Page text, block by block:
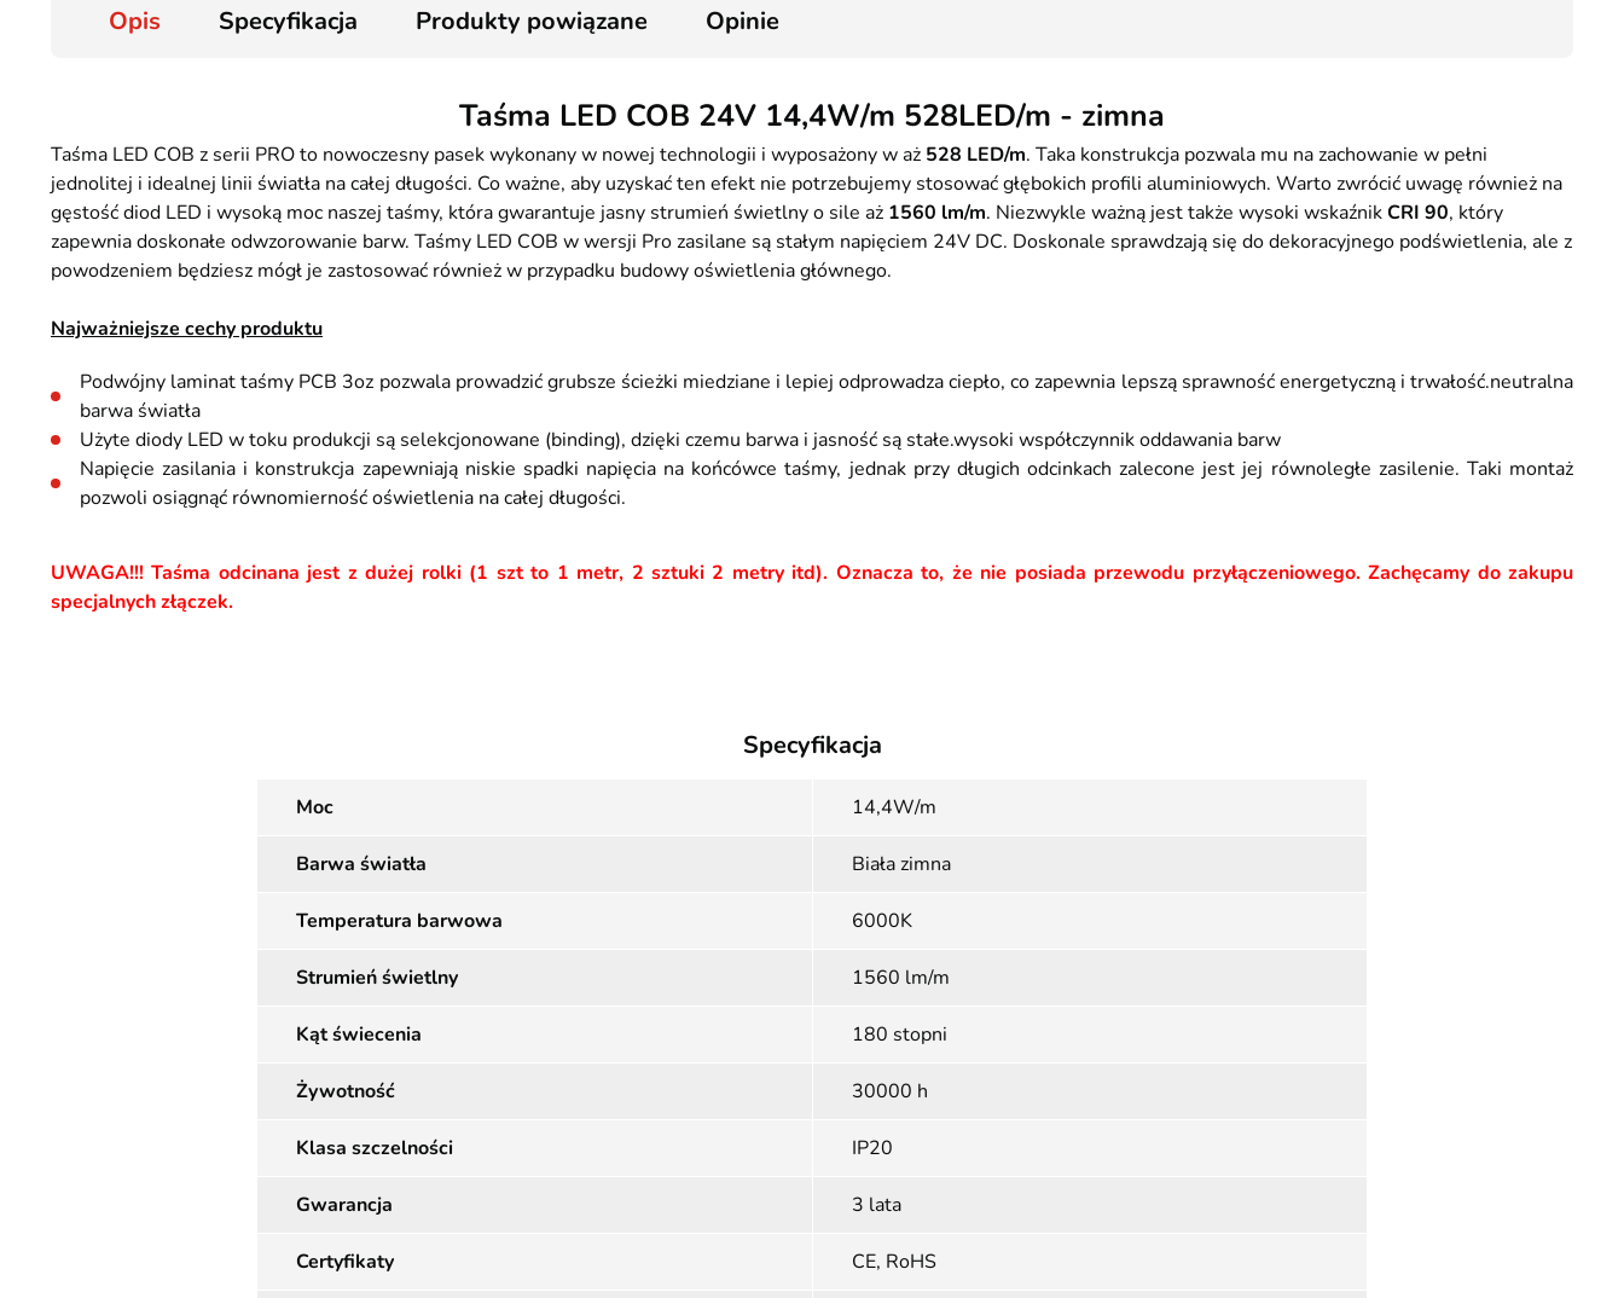
Opis Specyfikacja Produkty powiązane Opinie
Taśma LED COB 24V 14,4W/m 528LED/m - zimna
Taśma LED COB z serii PRO to nowoczesny pasek wykonany w nowej technologii i wyposażony w aż 528 LED/m. Taka konstrukcja pozwala mu na zachowanie w pełni
jednolitej i idealnej linii światła na całej długości. Co ważne, aby uzyskać ten efekt nie potrzebujemy stosować głębokich profili aluminiowych. Warto zwrócić uwagę również na
gęstość diod LED i wysoką moc naszej taśmy, która gwarantuje jasny strumień świetlny o sile aż 1560 lm/m. Niezwykle ważną jest także wysoki wskaźnikCRI 90, który
zapewnia doskonałe odwzorowanie barw. Taśmy LED COB w wersji Pro zasilane są stałym napięciem 24V DC. Doskonale sprawdzają się do dekoracyjnego podświetlenia, ale z
powodzeniem będziesz mógł je zastosować również w przypadku budowy oświetlenia głównego.
Najważniejsze cechy produktu
Podwójny laminat taśmy PCB 3oz pozwala prowadzić grubsze ścieżki miedziane i lepiej odprowadza ciepło, co zapewnia lepszą sprawność energetyczną i trwałość.neutralna
barwa światła
Użyte diody LED w toku produkcji są selekcjonowane (binding), dzięki czemu barwa i jasność są stałe.wysoki współczynnik oddawania barw
Napięcie zasilania i konstrukcja zapewniają niskie spadki napięcia na końcówce taśmy, jednak przy długich odcinkach zalecone jest jej równoległe zasilenie. Taki montaż
pozwoli osiągnąć równomierność oświetlenia na całej długości.
UWAGA!!! Taśma odcinana jest z dużej rolki (1 szt to 1 metr, 2 sztuki 2 metry itd). Oznacza to, że nie posiada przewodu przyłączeniowego. Zachęcamy do zakupu
specjalnych złączek.
Specyfikacja
Moc 14,4W/m
Barwa światła Biała zimna
Temperatura barwowa 6000K
Strumień świetlny 1560 lm/m
Kąt świecenia 180 stopni
Żywotność 30000 h
Klasa szczelności IP20
Gwarancja 3 lata
Certyfikaty CE, RoHS